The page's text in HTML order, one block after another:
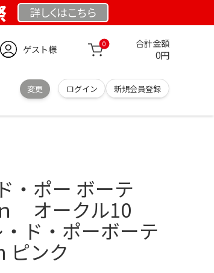
詳しくはこちら
ゲスト様 0 合計金額
0円
変更 ログイン 新規会員登録
・ポー ボーテ
オークル10
ド・ポーボーテ
ピンク